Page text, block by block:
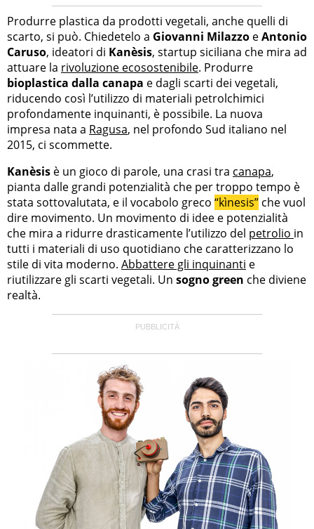
Produrre plastica da prodotti vegetali, anche quelli di
scarto, si può. Chiedetelo a Giovanni Milazzo eAntonio
Caruso, ideatori di Kanèsis, startup siciliana che mira ad
attuare la rivoluzione ecosostenibile. Produrre
bioplastica dalla canapa e dagli scarti dei vegetali,
riducendo così l’utilizzo di materiali petrolchimici
profondamente inquinanti, è possibile. La nuova
impresa nata a Ragusa, nel profondo Sud italiano nel
2015, ci scommette.
Kanèsis è un gioco di parole, una crasi tra canapa,
pianta dalle grandi potenzialità che per troppo tempo è
stata sottovalutata, e il vocabolo greco “kìnesis” che vuol
dire movimento. Un movimento di idee e potenzialità
che mira a ridurre drasticamente l’utilizzo del petrolio in
tutti i materiali di uso quotidiano che caratterizzano lo
stile di vita moderno. Abbattere gli inquinanti e
riutilizzare gli scarti vegetali. Un sogno green che diviene
realtà.